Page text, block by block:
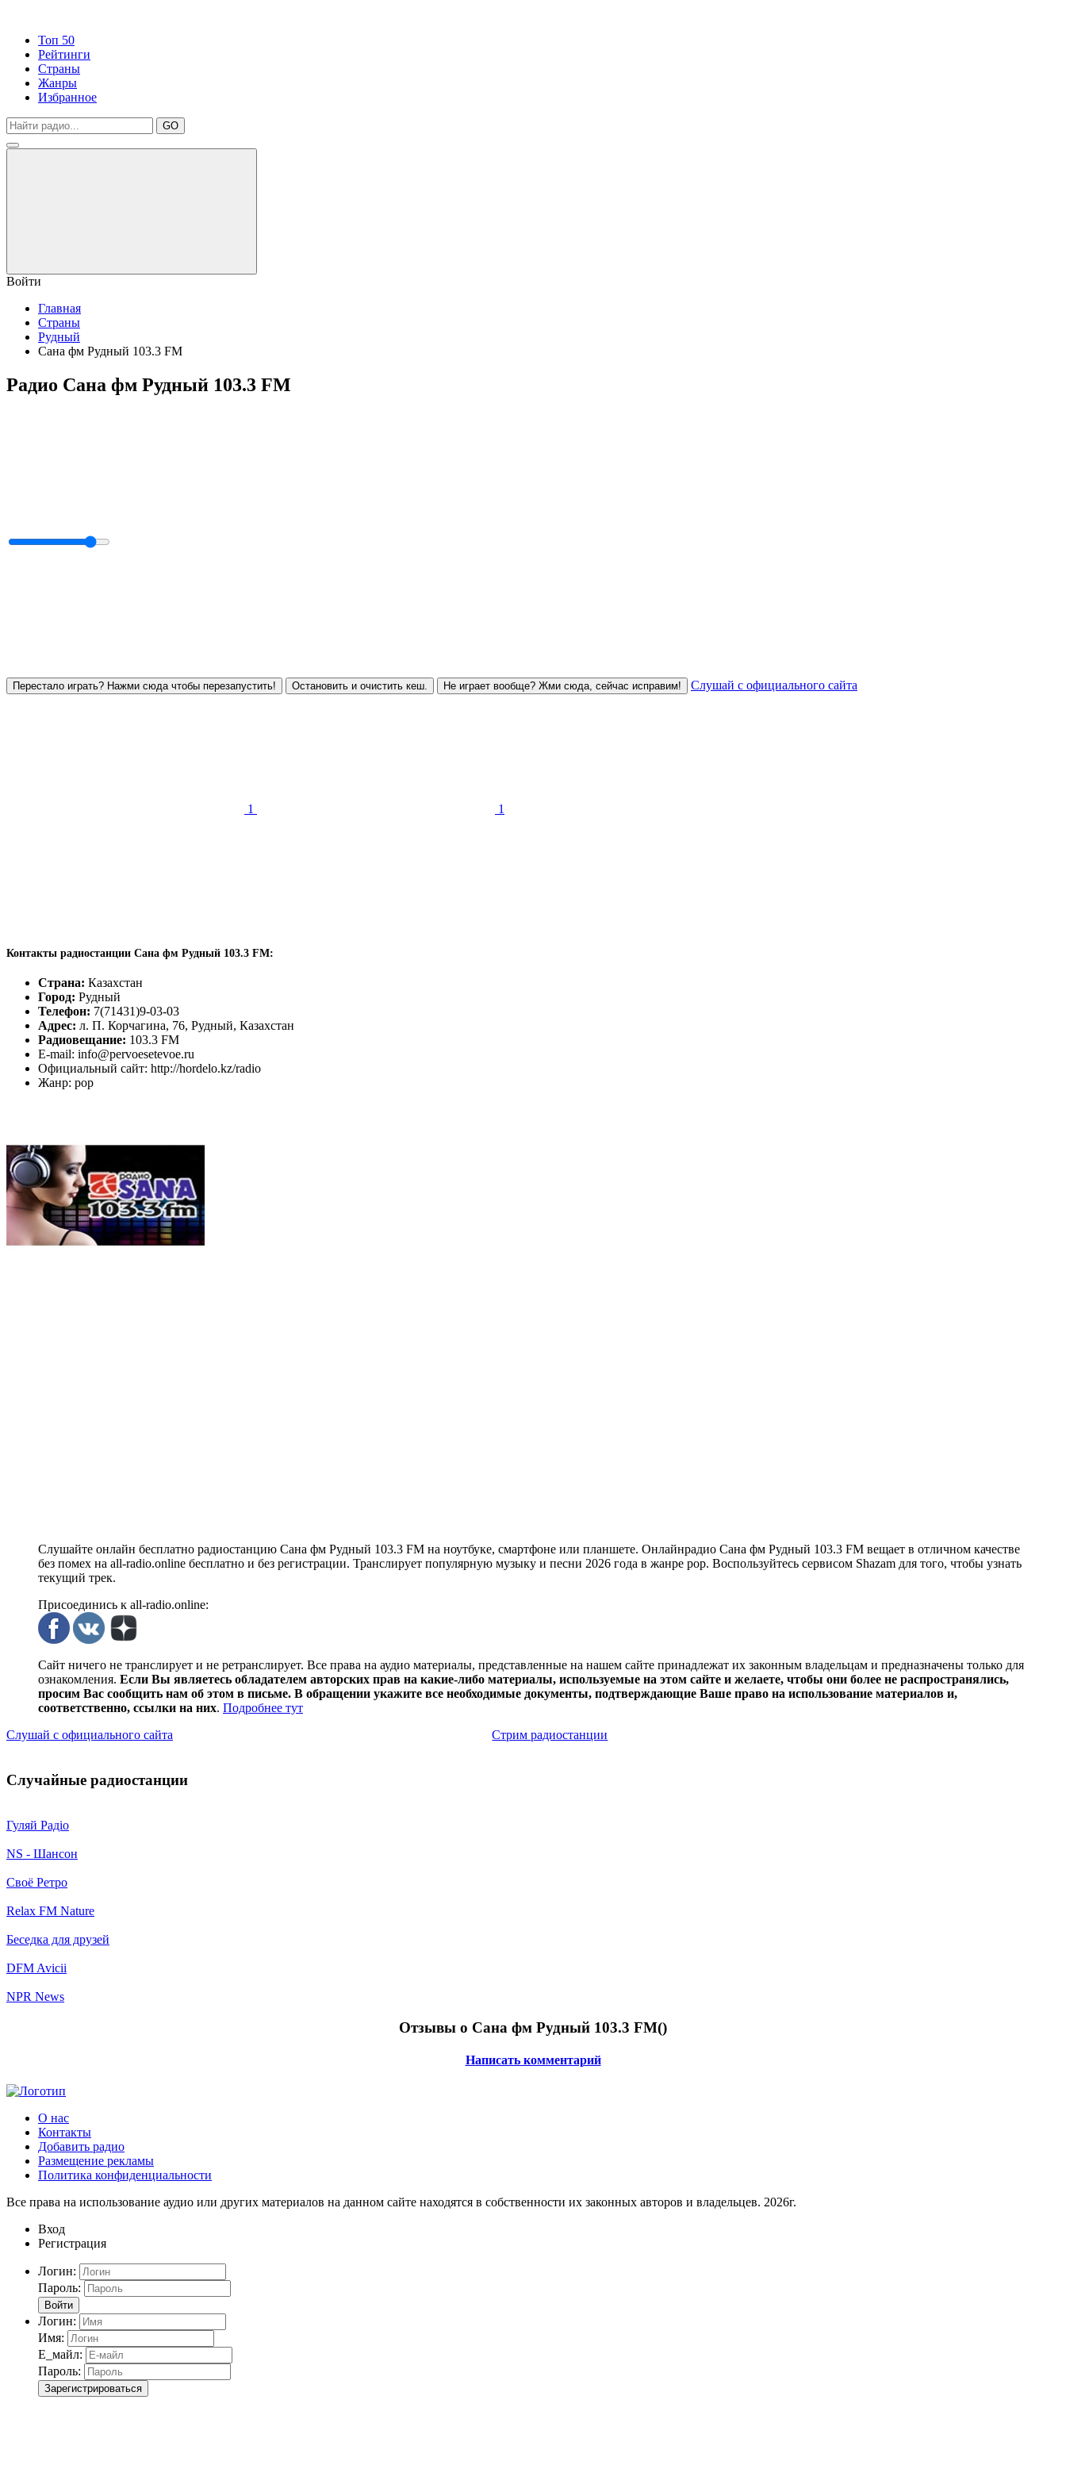
Топ 50
Рейтинги
Страны
Жанры
Избранное
GO
Войти
Главная
Страны
Рудный
Сана фм Рудный 103.3 FM
Радио Сана фм Рудный 103.3 FM
Перестало играть? Нажми сюда чтобы перезапустить! Остановить и очистить кеш. Не играет вообще? Жми сюда, сейчас исправим! Слушай с официального сайта
1 1
Контакты радиостанции Сана фм Рудный 103.3 FM:
Страна: Казахстан
Город: Рудный
Телефон: 7(71431)9-03-03
Адрес: л. П. Корчагина, 76, Рудный, Казахстан
Радиовещание: 103.3 FM
E-mail: info@pervoesetevoe.ru
Официальный сайт: http://hordelo.kz/radio
Жанр: pop
Слушайте онлайн бесплатно радиостанцию Сана фм Рудный 103.3 FM на ноутбуке, смартфоне или планшете. Онлайнрадио Сана фм Рудный 103.3 FM вещает в отличном качестве
без помех на all-radio.online бесплатно и без регистрации. Транслирует популярную музыку и песни 2026 года в жанре pop. Воспользуйтесь сервисом Shazam для того, чтобы узнать
текущий трек.
Присоединись к all-radio.online:
Сайт ничего не транслирует и не ретранслирует. Все права на аудио материалы, представленные на нашем сайте принадлежат их законным владельцам и предназначены только для
ознакомления. Если Вы являетесь обладателем авторских прав на какие-либо материалы, используемые на этом сайте и желаете, чтобы они более не распространялись,
просим Вас сообщить нам об этом в письме. В обращении укажите все необходимые документы, подтверждающие Ваше право на использование материалов и,
соответственно, ссылки на них. Подробнее тут
Слушай с официального сайта
Стрим радиостанции
Случайные радиостанции
Гуляй Радіо
NS - Шансон
Своё Ретро
Relax FM Nature
Беседка для друзей
DFM Avicii
NPR News
Отзывы о Сана фм Рудный 103.3 FM()
Написать комментарий
О нас
Контакты
Добавить радио
Размещение рекламы
Политика конфиденциальности
Все права на использование аудио или других материалов на данном сайте находятся в собственности их законных авторов и владельцев. 2026г.
Вход
Регистрация
Логин:
Пароль:
Войти
Логин:
Имя:
Е_майл:
Пароль:
Зарегистрироваться